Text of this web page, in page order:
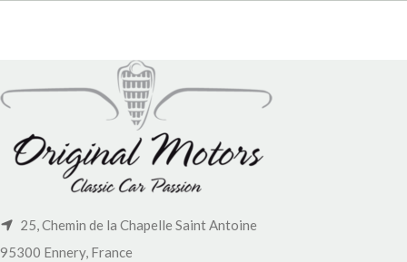
25, Chemin de la Chapelle Saint Antoine
95300 Ennery, France